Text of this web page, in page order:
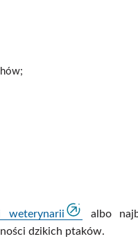
weterynarii
albo
dzikich ptaków.